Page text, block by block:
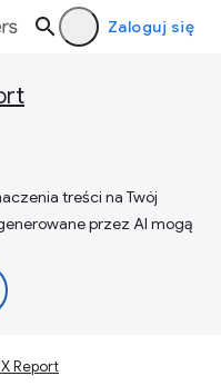
Zaloguj się
treści na Twój
przez AI mogą
Report